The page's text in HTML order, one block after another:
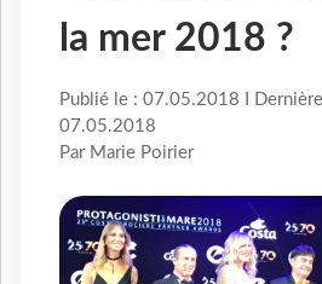
la mer 2018 ?
Publié le : 07.05.2018 I
07.05.2018
Par Marie Poirier